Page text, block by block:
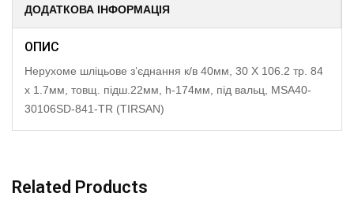
ДОДАТКОВА ІНФОРМАЦІЯ
ОПИС
Нерухоме шліцьове з’єднання к/в 40мм, 30 X 106.2 тр. 84
x 1.7мм, товщ. підш.22мм, h-174мм, під вальц, MSA40-
30106SD-841-TR (TIRSAN)
Related Products